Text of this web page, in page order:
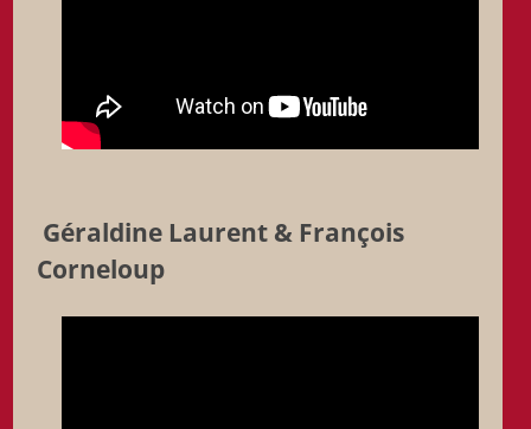
Géraldine Laurent & François
Corneloup